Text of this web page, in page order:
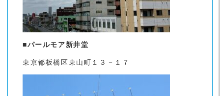
■パールモア新井堂
東京都板橋区東山町１３－１７